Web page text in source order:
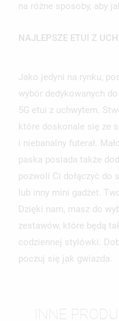
na różne sposoby, aby
NAJLEPSZE ETUI Z
Jako jedyni na rynku,
wybór dedykowanych
5G etui z uchwytem.
które doskonale się ze
i niebanalny futerał.
paska posiada także
pozwoli Ci dołączyć do
lub inny mini gadżet.
Dzięki nam, masz do
zestawów, które będą
codziennej stylówki.
poczuj się jak gwiazda.
INNE